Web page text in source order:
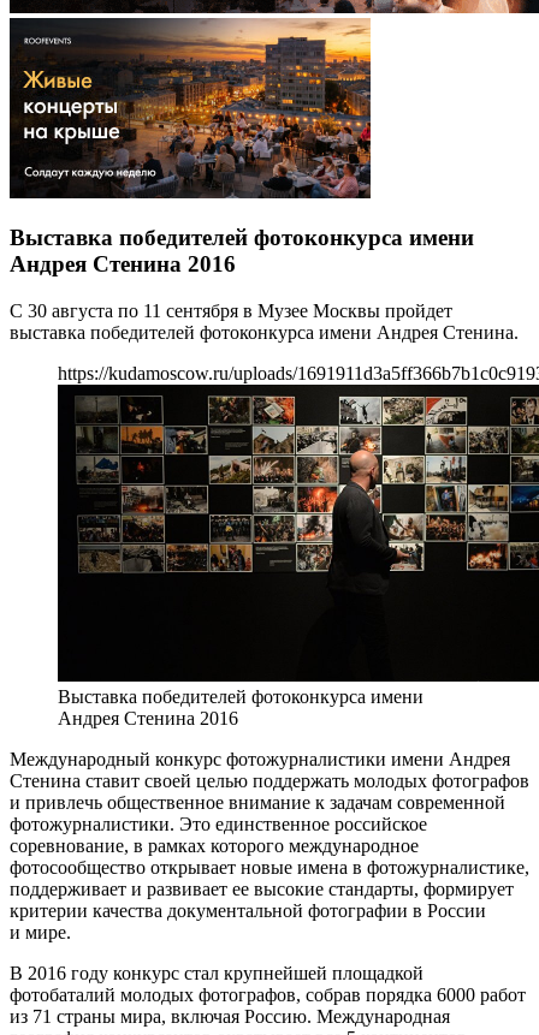
Выставка победителей фотоконкурса имени
Андрея Стенина 2016
С 30 августа по 11 сентября в Музее Москвы пройдет
выставка победителей фотоконкурса имени Андрея Стенина.
https://kudamoscow.ru/uploads/
Выставка победителей фотоконкурса имени
Андрея Стенина 2016
Международный конкурс фотожурналистики имени Андрея
Стенина ставит своей целью поддержать молодых фотографов
и привлечь общественное внимание к задачам современной
фотожурналистики. Это единственное российское
соревнование, в рамках которого международное
фотосообщество открывает новые имена в фотожурналистике,
поддерживает и развивает ее высокие стандарты, формирует
критерии качества документальной фотографии в России
и мире.
В 2016 году конкурс стал крупнейшей площадкой
фотобаталий молодых фотографов, собрав порядка 6000 работ
из 71 страны мира, включая Россию. Международная